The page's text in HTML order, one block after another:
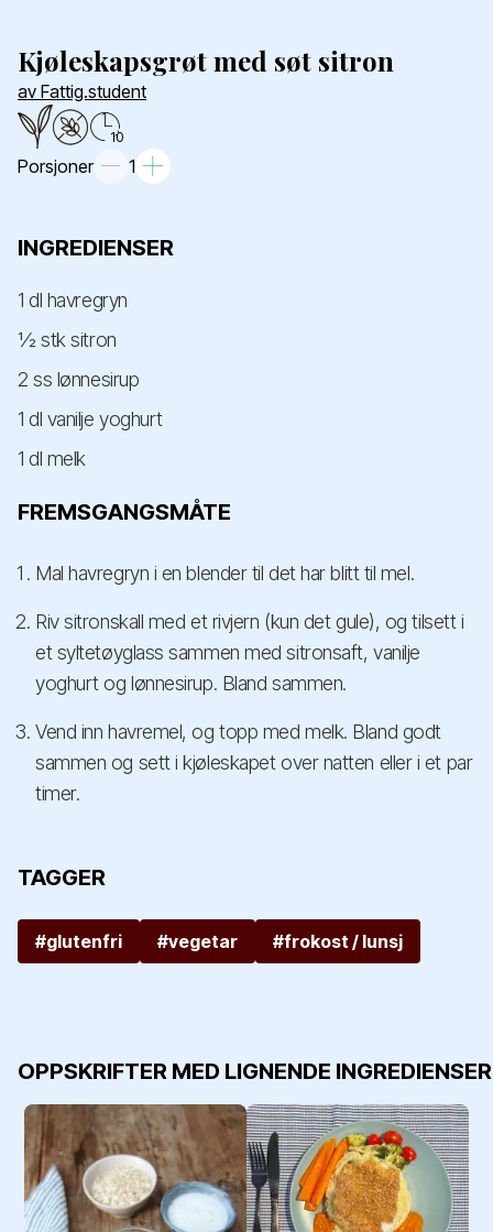
Kjøleskapsgrøt med søt sitron
av Fattig.student
10
Porsjoner 1
INGREDIENSER
1 dl havregryn
½ stk sitron
2 ss lønnesirup
1 dl vanilje yoghurt
1 dl melk
FREMSGANGSMÅTE
Mal havregryn i en blender til det har blitt til mel.
Riv sitronskall med et rivjern (kun det gule), og tilsett i
et syltetøyglass sammen med sitronsaft, vanilje
yoghurt og lønnesirup. Bland sammen.
Vend inn havremel, og topp med melk. Bland godt
sammen og sett i kjøleskapet over natten eller i et par
timer.
TAGGER
#glutenfri #vegetar #frokost / lunsj
OPPSKRIFTER MED LIGNENDE INGREDIENSER